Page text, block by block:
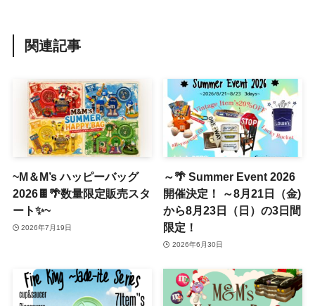
関連記事
~M＆M’s ハッピーバッグ
2026🍫🌴数量限定販売スタ
ート✨~
2026年7月19日
～🌴 Summer Event 2026
開催決定！ ～8月21日（金)
から8月23日（日）の3日間
限定！
2026年6月30日